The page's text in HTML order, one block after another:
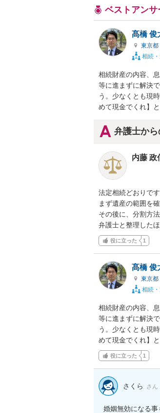
ベストアン
髙橋 俊
東京都
相続
相続財産の内容、
等に進まずに解決
う。少なくとも現
めて現金でくれ】
弁護士か
内藤 政
法定相続どおりです
まず遺産の範囲を
その後に、分割方法
弁護士と整理した
役に立った 1
髙橋 俊
東京都
相続
相続財産の内容、
等に進まずに解決
う。少なくとも現
めて現金でくれ】
役に立った 1
さくら さん
婚姻無効になる事